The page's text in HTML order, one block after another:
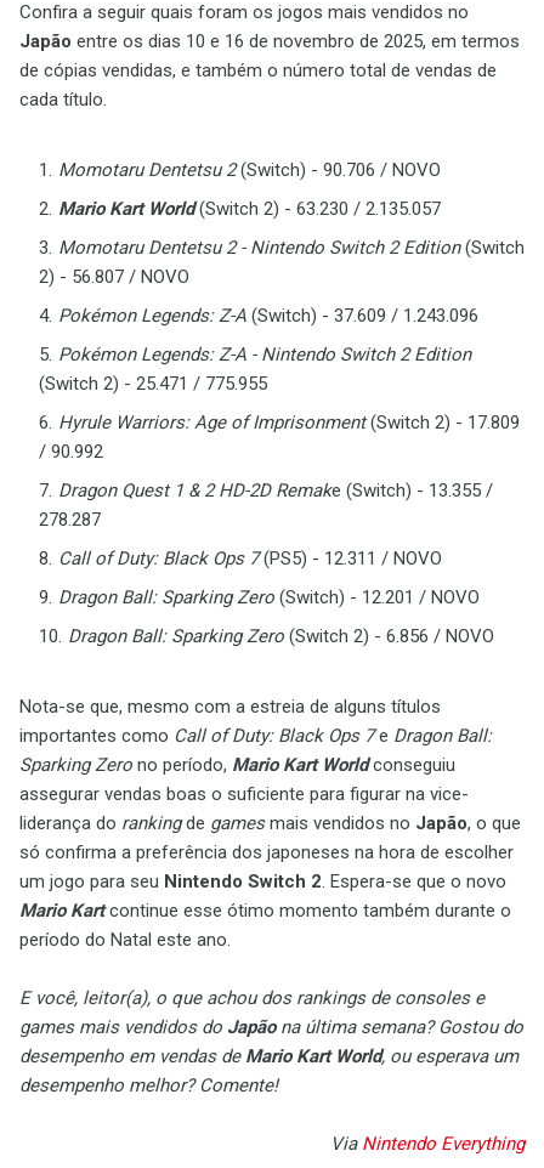
Confira a seguir quais foram os jogos mais vendidos no
Japão entre os dias 10 e 16 de novembro de 2025, em termos
de cópias vendidas, e também o número total de vendas de
cada título.
Momotaru Dentetsu 2(Switch) - 90.706 / NOVO
Mario Kart World(Switch 2) - 63.230 / 2.135.057
Momotaru Dentetsu 2 - Nintendo Switch 2 Edition(Switch
2) - 56.807 / NOVO
Pokémon Legends: Z-A (Switch) - 37.609 / 1.243.096
Pokémon Legends: Z-A - Nintendo Switch 2 Edition
(Switch 2) - 25.471 / 775.955
Hyrule Warriors: Age of Imprisonment(Switch 2) - 17.809
/ 90.992
Dragon Quest 1 & 2 HD-2D Remake (Switch) - 13.355 /
278.287
Call of Duty: Black Ops 7(PS5) - 12.311 / NOVO
Dragon Ball: Sparking Zero (Switch) - 12.201 / NOVO
Dragon Ball: Sparking Zero (Switch 2) - 6.856 / NOVO
Nota-se que, mesmo com a estreia de alguns títulos
importantes como Call of Duty: Black Ops 7e Dragon Ball:
Sparking Zero no período, Mario Kart Worldconseguiu
assegurar vendas boas o suficiente para figurar na vice-
liderança do rankingde gamesmais vendidos no Japão, o que
só confirma a preferência dos japoneses na hora de escolher
um jogo para seu Nintendo Switch 2. Espera-se que o novo
Mario Kartcontinue esse ótimo momento também durante o
período do Natal este ano.
E você, leitor(a), o que achou dos rankings de consoles e
games mais vendidos do Japãona última semana? Gostou do
desempenho em vendas de Mario Kart World, ou esperava um
desempenho melhor? Comente!
Via Nintendo Everything